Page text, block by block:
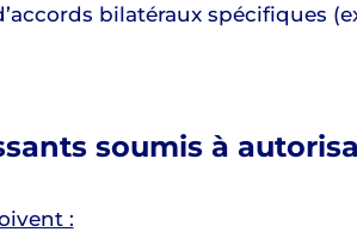
bilatéraux spécifiques
soumis à
: